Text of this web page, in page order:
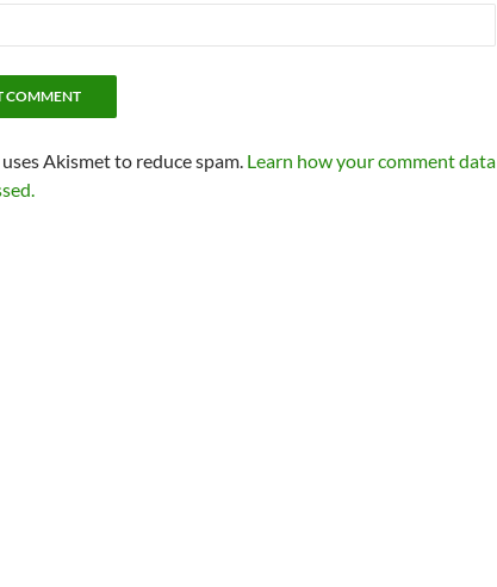
Akismet to reduce spam. Learn how your comment data